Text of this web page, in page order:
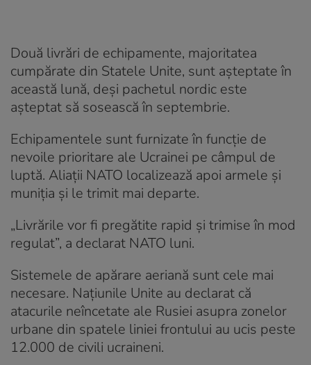
Două livrări de echipamente, majoritatea
cumpărate din Statele Unite, sunt așteptate în
această lună, deși pachetul nordic este
așteptat să sosească în septembrie.
Echipamentele sunt furnizate în funcție de
nevoile prioritare ale Ucrainei pe câmpul de
luptă. Aliații NATO localizează apoi armele și
muniția și le trimit mai departe.
„Livrările vor fi pregătite rapid și trimise în mod
regulat”, a declarat NATO luni.
Sistemele de apărare aeriană sunt cele mai
necesare. Națiunile Unite au declarat că
atacurile neîncetate ale Rusiei asupra zonelor
urbane din spatele liniei frontului au ucis peste
12.000 de civili ucraineni.